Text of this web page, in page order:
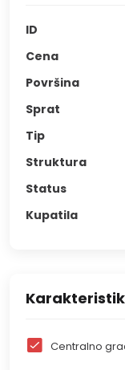
ID
Cena
Površina
Sprat
Tip
Struktura
Status
Kupatila
Centralno